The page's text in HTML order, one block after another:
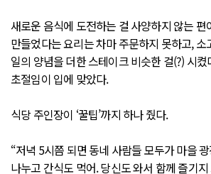
새로운 음식에 도전하는 걸 사양하지 않는 편
만들었다는 요리는 차마 주문하지 못하고,
일의 양념을 더한 스테이크 비슷한 걸(?) 시
초절임이 입에 맞았다.
식당 주인장이 ‘꿀팁’까지 하나 줬다.
“저녁 5시쯤 되면 동네 사람들 모두가 마을
나누고 간식도 먹어. 당신도 와서 함께 즐기지